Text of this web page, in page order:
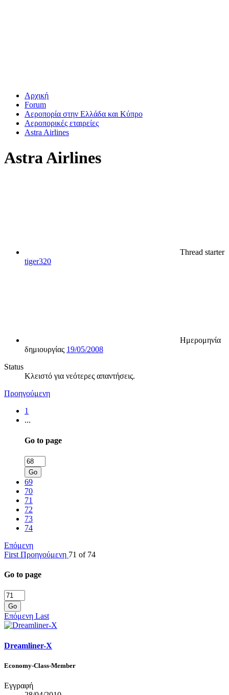
Αρχική
Forum
Αεροπορία στην Ελλάδα και Κύπρο
Αεροπορικές εταιρείες
Astra Airlines
Astra Airlines
Thread starter
tiger320
Ημερομηνία
δημιουργίας 19/05/2008
Status
Κλειστό για νεότερες απαντήσεις.
Προηγούμενη
1
...
Go to page
Go
69
70
71
72
73
74
Επόμενη
First Προηγούμενη 71 of 74
Go to page
Go
Επόμενη Last
Dreamliner-X
Economy-Class-Member
Εγγραφή